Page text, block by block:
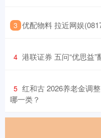
3 优配物料 拉近网娱
4 港联证券 五问“优思益”
5 红和古 2026养老金调
哪一类？